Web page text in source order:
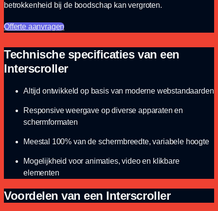
betrokkenheid bij de boodschap kan vergroten.
Offerte aanvragen
Technische specificaties van een
Interscroller
Altijd ontwikkeld op basis van moderne webstandaarden
Responsive weergave op diverse apparaten en
schermformaten
Meestal 100% van de schermbreedte, variabele hoogte
Mogelijkheid voor animaties, video en klikbare
elementen
Voordelen van een Interscroller